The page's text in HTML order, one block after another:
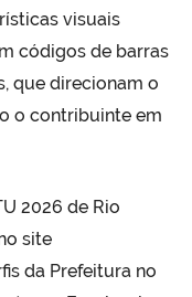
visuais
códigos de barras
que direcionam o
o contribuinte em
2026 de Rio
site
da Prefeitura no